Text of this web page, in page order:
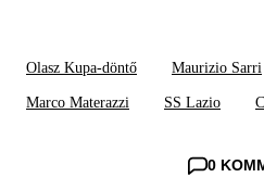
Olasz Kupa-döntő Maurizio Sarri
Marco Materazzi SS Lazio
0